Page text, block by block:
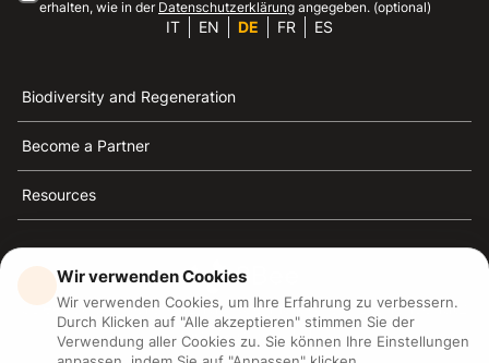
erhalten, wie in der Datenschutzerklärung angegeben. (optional)
IT EN DE FR ES
Biodiversity and Regeneration
Become a Partner
Resources
3Bee ist die Referenz für Nachhaltigkeit, Bienenschutz
und Biodiversität
Wir verwenden Cookies
Wir verwenden Cookies, um Ihre Erfahrung zu verbessern.
Durch Klicken auf "Alle akzeptieren" stimmen Sie der
Verwendung aller Cookies zu. Sie können Ihre Einstellungen